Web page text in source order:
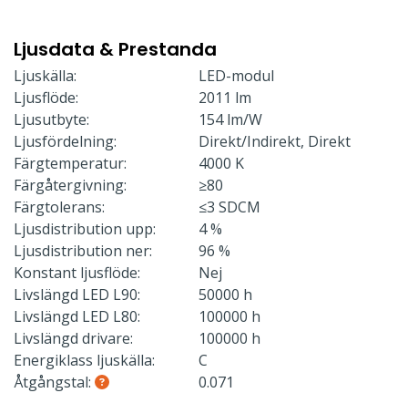
Ljusdata & Prestanda
Ljuskälla:
LED-modul
Ljusflöde:
2011 lm
Ljusutbyte:
154 lm/W
Ljusfördelning:
Direkt/Indirekt, Direkt
Färgtemperatur:
4000 K
Färgåtergivning:
≥80
Färgtolerans:
≤3 SDCM
Ljusdistribution upp:
4 %
Ljusdistribution ner:
96 %
Konstant ljusflöde:
Nej
Livslängd LED L90:
50000 h
Livslängd LED L80:
100000 h
Livslängd drivare:
100000 h
Energiklass ljuskälla:
C
Åtgångstal:
0.071